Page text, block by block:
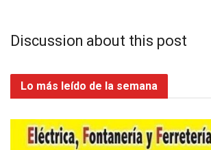
Discussion about this post
Lo más leído de la semana